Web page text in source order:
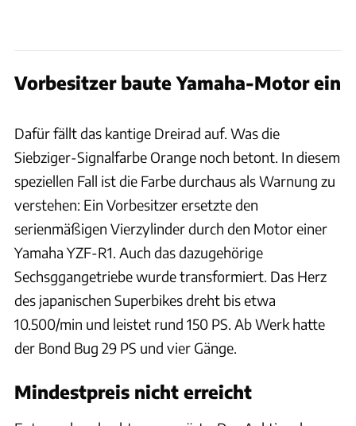
Vorbesitzer baute Yamaha-Motor ein
Artcurial
Dafür fällt das kantige Dreirad auf. Was die
Siebziger-Signalfarbe Orange noch betont. In diesem
speziellen Fall ist die Farbe durchaus als Warnung zu
verstehen: Ein Vorbesitzer ersetzte den
serienmäßigen Vierzylinder durch den Motor einer
Yamaha YZF-R1. Auch das dazugehörige
Sechsggangetriebe wurde transformiert. Das Herz
des japanischen Superbikes dreht bis etwa
10.500/min und leistet rund 150 PS. Ab Werk hatte
der Bond Bug 29 PS und vier Gänge.
Mindestpreis nicht erreicht